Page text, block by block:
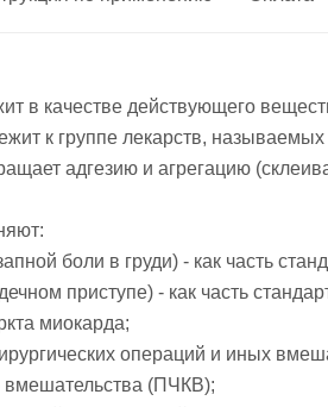
в качестве действующего
к группе лекарств,
адгезию и агрегацию
боли в груди) - как часть
приступе) - как часть
миокарда;
операций и иных
вмешательства (ПЧКВ);